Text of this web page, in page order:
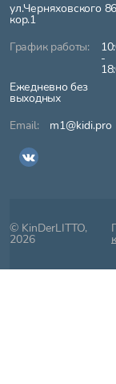
ул.Черняховского
кор.1
-
Ежедневно без
выходных
m1@kidi.pro
© KinDerLITTO,
2026